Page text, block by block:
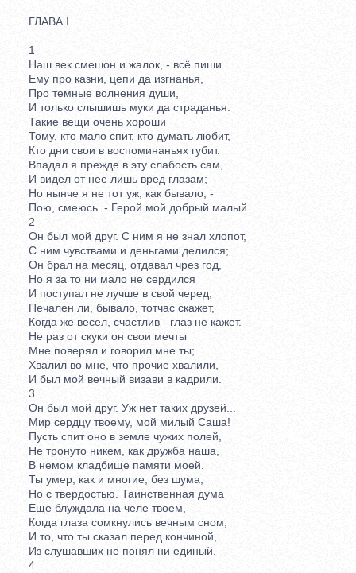
ГЛАВА I
1
Наш век смешон и жалок, - всё пиши
Ему про казни, цепи да изгнанья,
Про темные волнения души,
И только слышишь муки да страданья.
Такие вещи очень хороши
Тому, кто мало спит, кто думать любит,
Кто дни свои в воспоминаньях губит.
Впадал я прежде в эту слабость сам,
И видел от нее лишь вред глазам;
Но нынче я не тот уж, как бывало, -
Пою, смеюсь. - Герой мой добрый малый.
2
Он был мой друг. С ним я не знал хлопот,
С ним чувствами и деньгами делился;
Он брал на месяц, отдавал чрез год,
Но я за то ни мало не сердился
И поступал не лучше в свой черед;
Печален ли, бывало, тотчас скажет,
Когда же весел, счастлив - глаз не кажет.
Не раз от скуки он свои мечты
Мне поверял и говорил мне ты;
Хвалил во мне, что прочие хвалили,
И был мой вечный визави в кадрили.
3
Он был мой друг. Уж нет таких друзей...
Мир сердцу твоему, мой милый Саша!
Пусть спит оно в земле чужих полей,
Не тронуто никем, как дружба наша,
В немом кладбище памяти моей.
Ты умер, как и многие, без шума,
Но с твердостью. Таинственная дума
Еще блуждала на челе твоем,
Когда глаза сомкнулись вечным сном;
И то, что ты сказал перед кончиной,
Из слушавших не понял ни единый.
4